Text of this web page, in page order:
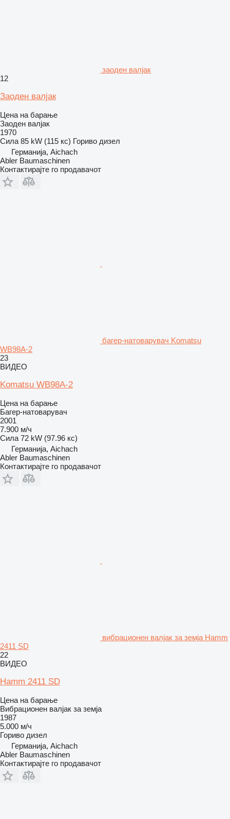
заоден валјак
12
Заоден валјак
Цена на барање
Заоден валјак
1970
Сила 85 kW (115 кс) Гориво дизел
Германија, Aichach
Abler Baumaschinen
Контактирајте го продавачот
багер-натоварувач Komatsu
WB98A-2
23
ВИДЕО
Komatsu WB98A-2
Цена на барање
Багер-натоварувач
2001
7.900 м/ч
Сила 72 kW (97.96 кс)
Германија, Aichach
Abler Baumaschinen
Контактирајте го продавачот
вибрационен валјак за земја Hamm
2411 SD
22
ВИДЕО
Hamm 2411 SD
Цена на барање
Вибрационен валјак за земја
1987
5.000 м/ч
Гориво дизел
Германија, Aichach
Abler Baumaschinen
Контактирајте го продавачот